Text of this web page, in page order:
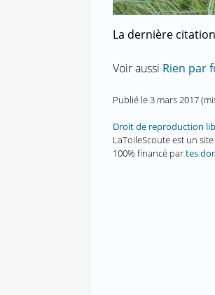
La dernière
Voir aussi Rien par
Publié le3 mars 2017
Droit de reproduction
LaToileScoute est un
100% financé partes